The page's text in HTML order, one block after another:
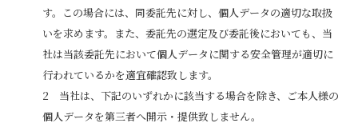
す。この場合には、同委託先に対し、個人データの適切な取扱
いを求めます。また、委託先の選定及び委託後においても、当
社は当該委託先において個人データに関する安全管理が適切に
行われているかを適宜確認致します。
当社は、下記のいずれかに該当する場合を除き、ご本人様の
個人データを第三者へ開示・提供致しません。